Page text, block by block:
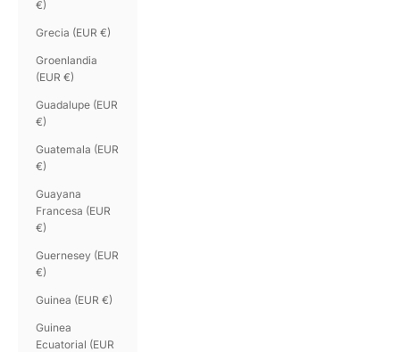
€)
Grecia (EUR €)
Groenlandia
(EUR €)
Guadalupe (EUR
€)
Guatemala (EUR
€)
Guayana
Francesa (EUR
€)
Guernesey (EUR
€)
Guinea (EUR €)
Guinea
Ecuatorial (EUR